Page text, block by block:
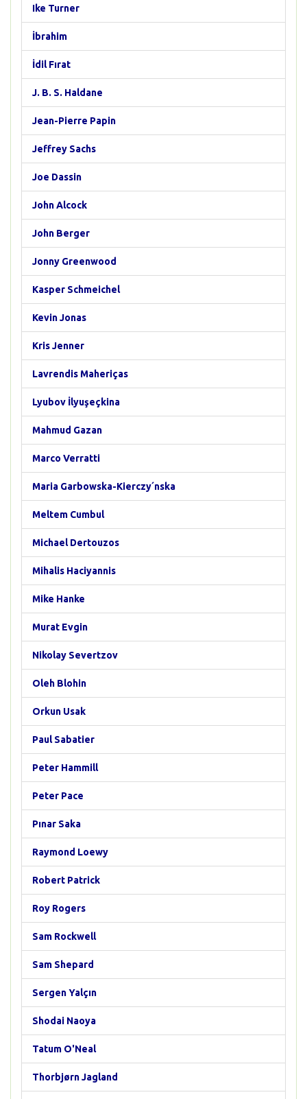
Ike Turner
İbrahim
İdil Fırat
J. B. S. Haldane
Jean-Pierre Papin
Jeffrey Sachs
Joe Dassin
John Alcock
John Berger
Jonny Greenwood
Kasper Schmeichel
Kevin Jonas
Kris Jenner
Lavrendis Maheriças
Lyubov İlyuşeçkina
Mahmud Gazan
Marco Verratti
Maria Garbowska-Kierczy´nska
Meltem Cumbul
Michael Dertouzos
Mihalis Haciyannis
Mike Hanke
Murat Evgin
Nikolay Severtzov
Oleh Blohin
Orkun Usak
Paul Sabatier
Peter Hammill
Peter Pace
Pınar Saka
Raymond Loewy
Robert Patrick
Roy Rogers
Sam Rockwell
Sam Shepard
Sergen Yalçın
Shodai Naoya
Tatum O'Neal
Thorbjørn Jagland